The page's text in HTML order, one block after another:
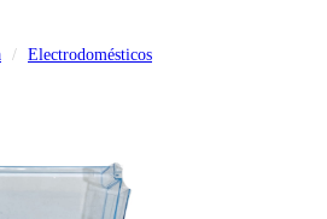
Electrodomésticos